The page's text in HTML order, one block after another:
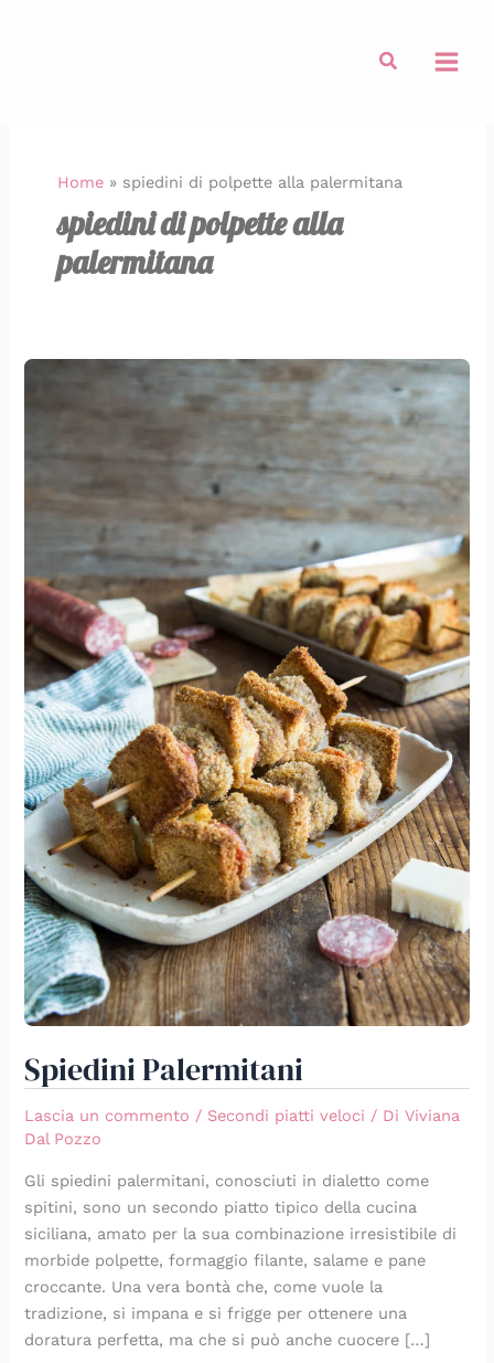
Cerca
Home» spiedini di polpette alla palermitana
spiedini di polpette alla
palermitana
Spiedini Palermitani
Lascia un commento / Secondi piatti veloci / DiViviana
Dal Pozzo
Gli spiedini palermitani, conosciuti in dialetto come
spitini, sono un secondo piatto tipico della cucina
siciliana, amato per la sua combinazione irresistibile di
morbide polpette, formaggio filante, salame e pane
croccante. Una vera bontà che, come vuole la
tradizione, si impana e si frigge per ottenere una
doratura perfetta, ma che si può anche cuocere […]
Spiedini